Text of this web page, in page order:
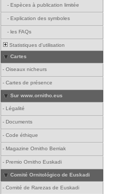
- Espèces à publication limitée
- Explication des symboles
- les FAQs
Statistiques d'utilisation
Cartes
- Oiseaux nicheurs
- Cartes de présence
Sur www.ornitho.eus
- Légalité
- Documents
- Code éthique
- Magazine Ornitho Berriak
- Premio Ornitho Euskadi
Comité Ornitológico de Euskadi
- Comité de Rarezas de Euskadi